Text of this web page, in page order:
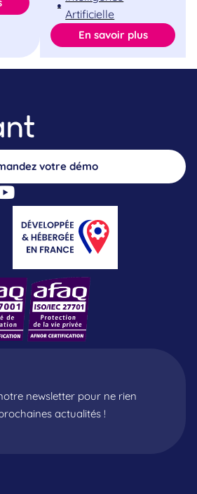
Artificielle
En savoir plus
votre démo
newsletter pour ne rien
actualités !